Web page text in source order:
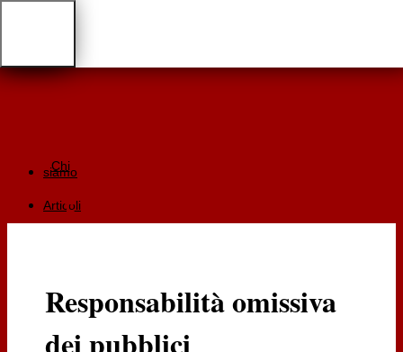
Chi
siamo
Articoli
Recensioni
Documentazione
Responsabilità omissiva